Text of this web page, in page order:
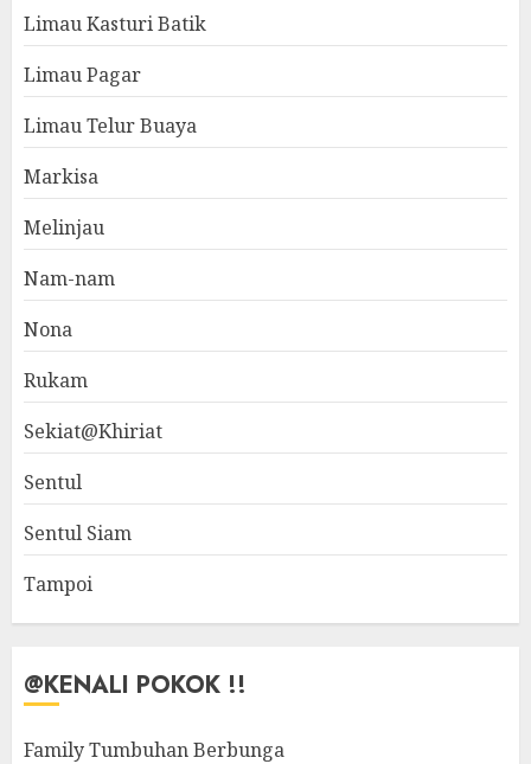
Limau Kasturi Batik
Limau Pagar
Limau Telur Buaya
Markisa
Melinjau
Nam-nam
Nona
Rukam
Sekiat@Khiriat
Sentul
Sentul Siam
Tampoi
@KENALI POKOK !!
Family Tumbuhan Berbunga